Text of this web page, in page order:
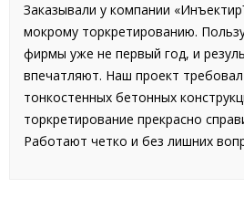
Заказывали у компании
мокрому торкретированию.
фирмы уже не первый год, и
впечатляют. Наш проект требовал
тонкостенных бетонных
торкретирование прекрасно
Работают четко и без лишних